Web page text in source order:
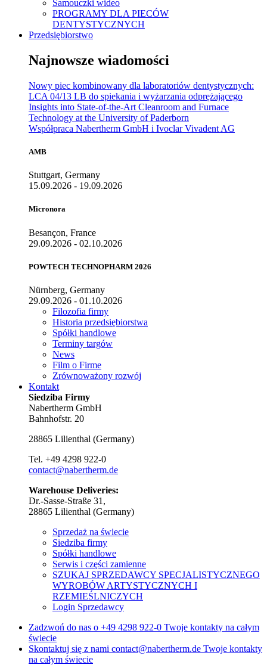
Samouczki wideo
PROGRAMY DLA PIECÓW
DENTYSTYCZNYCH
Przedsiębiorstwo
Najnowsze wiadomości
Nowy piec kombinowany dla laboratoriów dentystycznych:
LCA 04/13 LB do spiekania i wyżarzania odprężającego
Insights into State-of-the-Art Cleanroom and Furnace
Technology at the University of Paderborn
Współpraca Nabertherm GmbH i Ivoclar Vivadent AG
AMB
Stuttgart, Germany
15.09.2026 - 19.09.2026
Micronora
Besançon, France
29.09.2026 - 02.10.2026
POWTECH TECHNOPHARM 2026
Nürnberg, Germany
29.09.2026 - 01.10.2026
Filozofia firmy
Historia przedsiębiorstwa
Spółki handlowe
Terminy targów
News
Film o Firme
Zrównoważony rozwój
Kontakt
Siedziba Firmy
Nabertherm GmbH
Bahnhofstr. 20
28865 Lilienthal (Germany)
Tel. +49 4298 922-0
contact@nabertherm.de
Warehouse Deliveries:
Dr.-Sasse-Straße 31,
28865 Lilienthal (Germany)
Sprzedaż na świecie
Siedziba firmy
Spółki handlowe
Serwis i części zamienne
SZUKAJ SPRZEDAWCY SPECJALISTYCZNEGO
WYROBÓW ARTYSTYCZNYCH I
RZEMIEŚLNICZYCH
Login Sprzedawcy
Zadzwoń do nas o +49 4298 922-0 Twoje kontakty na całym
świecie
Skontaktuj się z nami contact@nabertherm.de Twoje kontakty
na całym świecie